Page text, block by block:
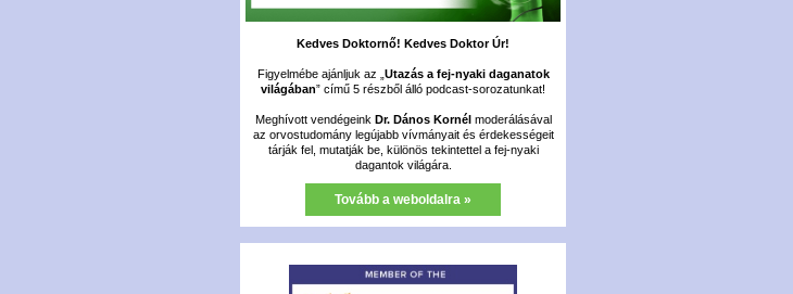
Kedves Doktornő! Kedves Doktor Úr!
Figyelmébe ajánljuk az „ Utazás a fej-nyaki daganatok
világában” című 5 részből álló podcast-sorozatunkat!
Meghívott vendégeink Dr. Dános Kornélmoderálásával
az orvostudomány legújabb vívmányait és érdekességeit
tárják fel, mutatják be, különös tekintettel a fej-nyaki
dagantok világára.
Tovább a weboldalra »